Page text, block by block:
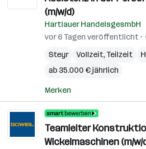
(m/w/d)
Hartlauer HandelsgesmbH
vor 6 Tagen veröffentlicht
Steyr
Vollzeit, Teilzeit
ab 35.000 € jährlich
Merken
Teamleiter
Wickelmaschinen (m/w/